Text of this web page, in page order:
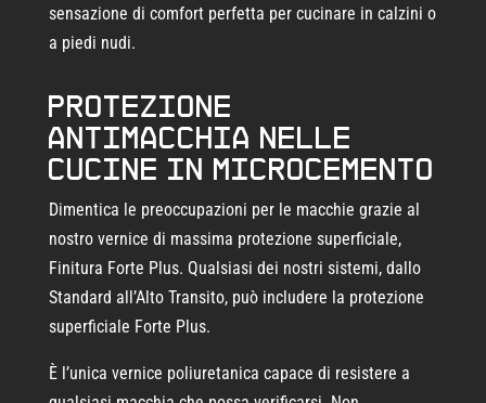
sensazione di comfort perfetta per cucinare in calzini o
a piedi nudi.
Protezione
antimacchia nelle
cucine in microcemento
Dimentica le preoccupazioni per le macchie grazie al
nostro vernice di massima protezione superficiale,
Finitura Forte Plus. Qualsiasi dei nostri sistemi, dallo
Standard all’Alto Transito, può includere la protezione
superficiale Forte Plus.
È l’unica vernice poliuretanica capace di resistere a